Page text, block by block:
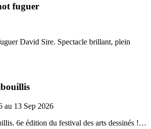
fuguer
David Sire. Spectacle brillant, plein
au 13 Sep 2026
6e édition du festival des arts dessinés !…